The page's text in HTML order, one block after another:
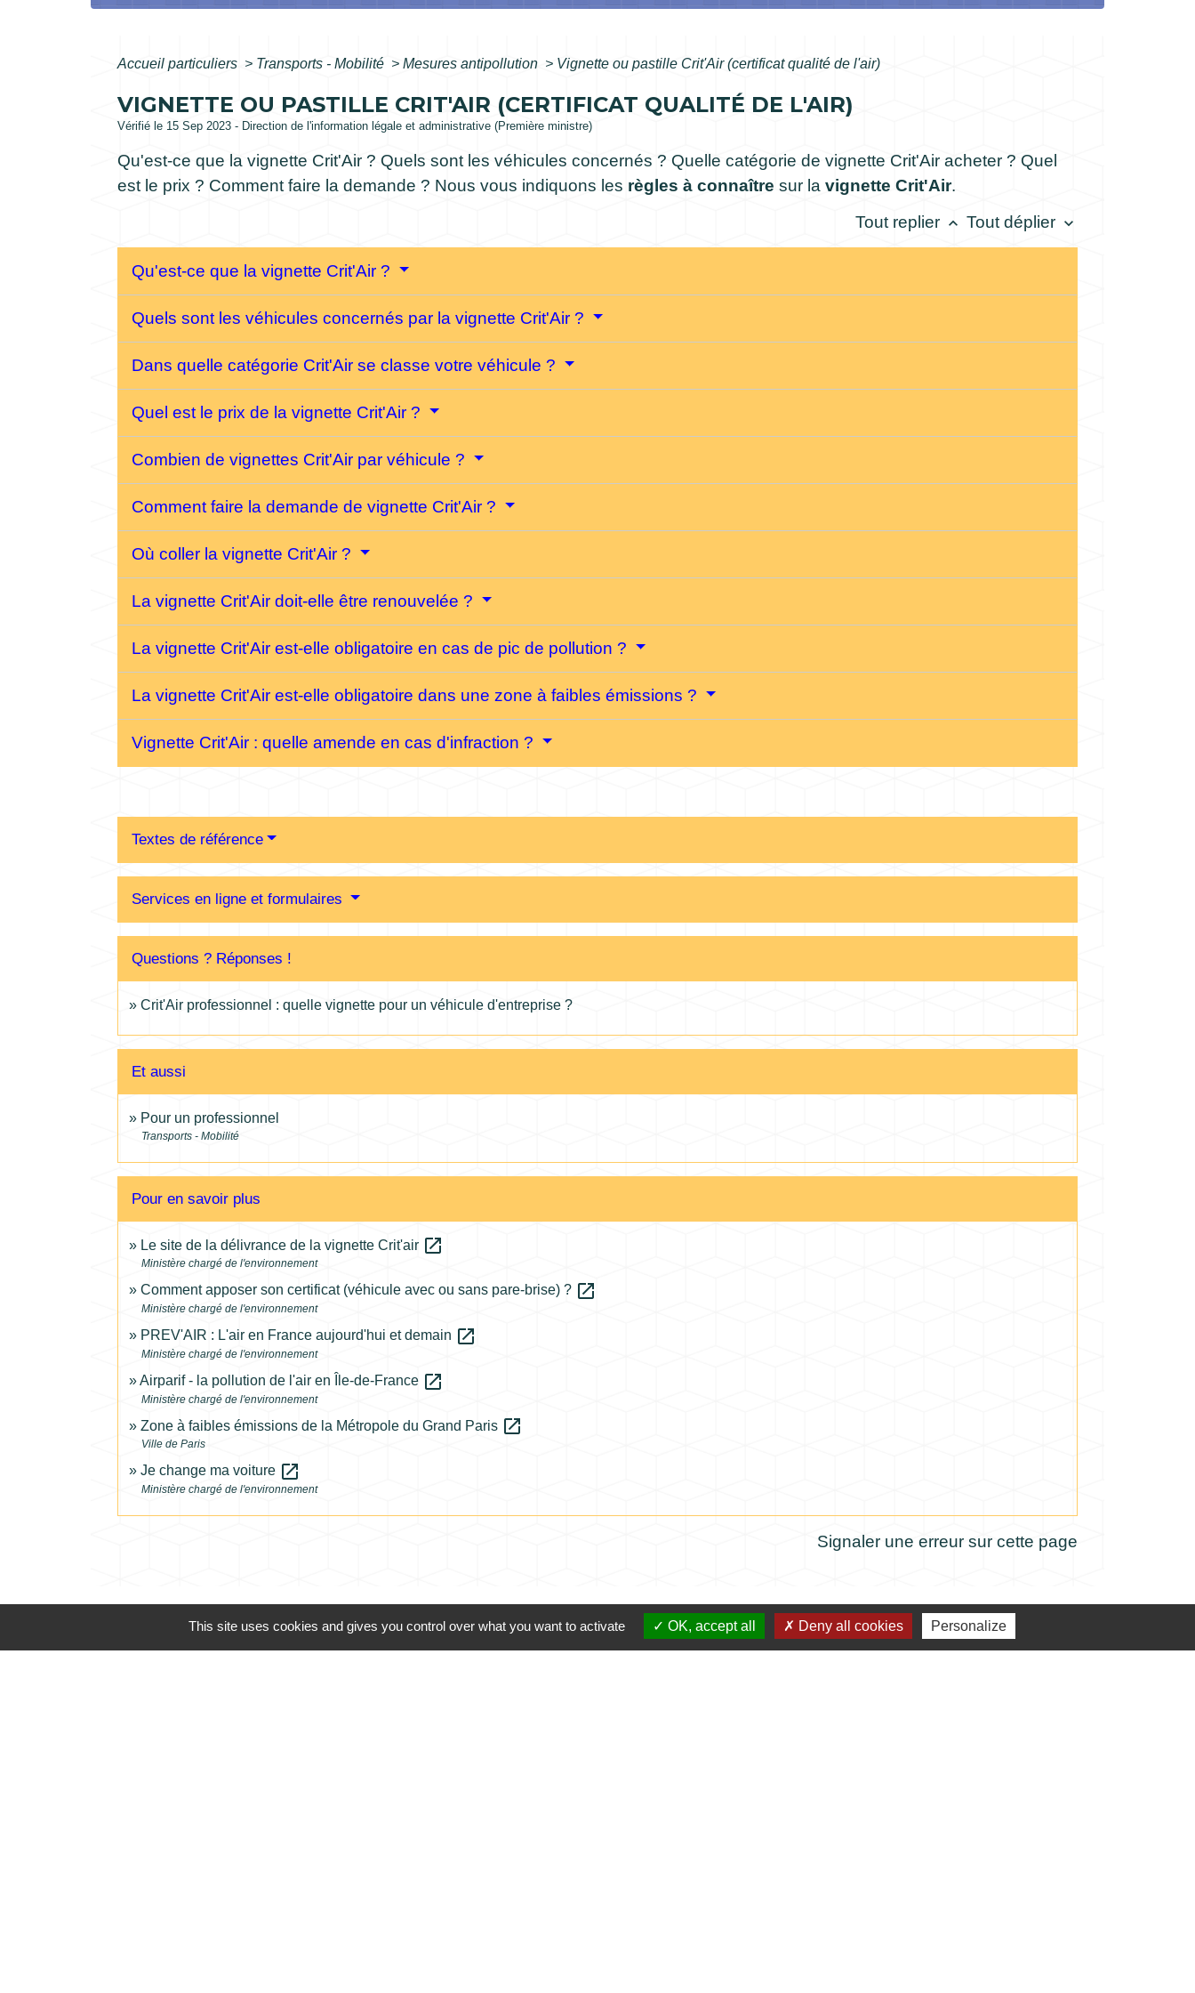
Accueil particuliers > Transports - Mobilité > Mesures antipollution > Vignette ou pastille Crit'Air (certificat qualité de l'air)
VIGNETTE OU PASTILLE CRIT'AIR (CERTIFICAT QUALITÉ DE L'AIR)
Vérifié le 15 Sep 2023 - Direction de l'information légale et administrative (Première ministre)
Qu'est-ce que la vignette Crit'Air ? Quels sont les véhicules concernés ? Quelle catégorie de vignette Crit'Air acheter ? Quel
est le prix ? Comment faire la demande ? Nous vous indiquons les règles à connaître sur la vignette Crit'Air.
Tout replier keyboard_arrow_up Tout déplier keyboard_arrow_down
Qu'est-ce que la vignette Crit'Air ?
Quels sont les véhicules concernés par la vignette Crit'Air ?
Dans quelle catégorie Crit'Air se classe votre véhicule ?
Quel est le prix de la vignette Crit'Air ?
Combien de vignettes Crit'Air par véhicule ?
Comment faire la demande de vignette Crit'Air ?
Où coller la vignette Crit'Air ?
La vignette Crit'Air doit-elle être renouvelée ?
La vignette Crit'Air est-elle obligatoire en cas de pic de pollution ?
La vignette Crit'Air est-elle obligatoire dans une zone à faibles émissions ?
Vignette Crit'Air : quelle amende en cas d'infraction ?
Textes de référence
Services en ligne et formulaires
Questions ? Réponses !
Crit'Air professionnel : quelle vignette pour un véhicule d'entreprise ?
Et aussi
Pour un professionnel
Transports - Mobilité
Pour en savoir plus
Le site de la délivrance de la vignette Crit'air open_in_new
Ministère chargé de l'environnement
Comment apposer son certificat (véhicule avec ou sans pare-brise) ? open_in_new
Ministère chargé de l'environnement
PREV'AIR : L'air en France aujourd'hui et demain open_in_new
Ministère chargé de l'environnement
Airparif - la pollution de l'air en Île-de-France open_in_new
Ministère chargé de l'environnement
Zone à faibles émissions de la Métropole du Grand Paris open_in_new
Ville de Paris
Je change ma voiture open_in_new
Ministère chargé de l'environnement
Signaler une erreur sur cette page
This site uses cookies and gives you control over what you want to activate OK, accept all Deny all cookies Personalize